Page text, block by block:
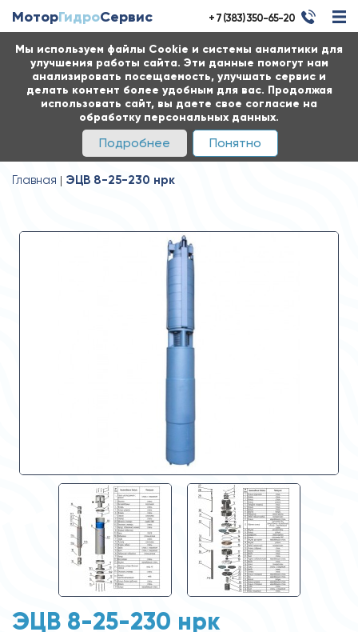
Мы используем файлы Cookie и системы аналитики для
улучшения работы сайта. Эти данные помогут нам
анализировать посещаемость, улучшать сервис и
делать контент более удобным для вас. Продолжая
использовать сайт, вы даете свое согласие на
обработку персональных данных.
Подробнее Понятно
МоторГидроСервис + 7 (383) 350-65-20
Главная ЭЦВ 8-25-230 нрк
ЭЦВ 8-25-230 нрк